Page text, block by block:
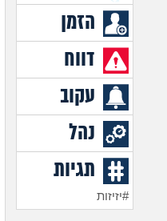
הזמן
דווח
עקוב
נהל
תגיות
#יזיזות